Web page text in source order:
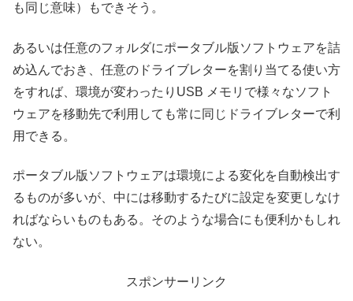
も同じ意味）もできそう。
あるいは任意のフォルダにポータブル版ソフトウェアを詰
め込んでおき、任意のドライブレターを割り当てる使い方
をすれば、環境が変わったりUSB メモリで様々なソフト
ウェアを移動先で利用しても常に同じドライブレターで利
用できる。
ポータブル版ソフトウェアは環境による変化を自動検出す
るものが多いが、中には移動するたびに設定を変更しなけ
ればならいものもある。そのような場合にも便利かもしれ
ない。
スポンサーリンク